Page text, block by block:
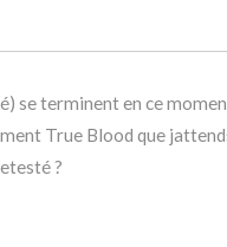
se terminent en ce
True Blood que
?